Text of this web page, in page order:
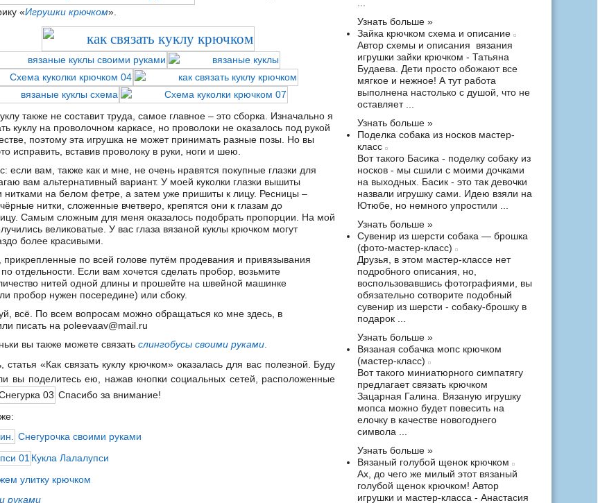
«Игрушки крючком».
также не составит труда, самое главное – это сборка. Изначально я
куклу на проволочном каркасе, но проволоки не оказалось под рукой
поэтому эта игрушка не может принимать разные позы. Но вы
исправить, вставив проволоку в руки, ноги и шею.
если вам, также как и мне, не очень нравятся покупные глазки для
вам альтернативный вариант. У моей куколки глазки вышиты
на белом фетре, а затем уже пришиты к лицу. Ресницы –
нитки, сложенные вчетверо, крепятся они к глазам до
Самым сложным для меня оказалось подобрать пропорции. На мой
великоватые. У вас глаза вязаной куклы крючком могут
более красивыми.
прикрепленные по всей голове путём продевания и привязывания
отдельности. Если вам хочется сделать пробор, возьмите
нитей одной длины и прошейте на швейной машинке
пробор нужен посередине) или сбоку.
всё. По всем вопросам можно обращаться ко мне здесь, в
писать на poleevaav@mail.ru
вы также можете связать слингобусы своими руками.
статья «Как связать куклу крючком» оказалась для вас полезной. Буду
вы поделитесь ею, нажав кнопки социальных сетей, расположенные
Спасибо за внимание!
Снегурочка своими руками
Кукла Лалалупси
улитку крючком
руками
Узнать больше »
Зайка крючком схема и описание
Автор схемы и описания вязания
игрушки зайки крючком - Татьяна
Будаева. Дети просто обожают все
мягкое и нежное! А тут работа
выполнена настолько с душой, что не
оставляет ...
Узнать больше »
Поделка собака из носков мастер-
класс
Вот такого Басика - поделку собаку из
носков - мы сшили с моими дочками
на выходных. Басик - это так девочки
назвали игрушку сами. Идею взяли на
Ютюбе, но немного упростили ...
Узнать больше »
Сувенир из шерсти собака — брошка
(фото-мастер-класс)
Друзья, в этом мастер-классе нет
подробного описания, но,
воспользовавшись фотографиями, вы
обязательно сотворите подобный
сувенир из шерсти - собаку-брошку в
подарок ...
Узнать больше »
Вязаная собачка мопс крючком
(мастер-класс)
Вот такого миниатюрного симпатягу
предлагает связать крючком
Зацарная Галина. Вязаную игрушку
мопса можно будет повесить на
елочку в качестве новогоднего
символа ...
Узнать больше »
Вязаный голубой щенок крючком
Ах, до чего же милый этот вязаный
голубой щенок крючком! Автор
игрушки и мастер-класса - Анастасия